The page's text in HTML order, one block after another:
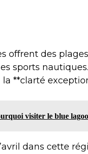
offrent des
sports
**clarté
visiter le blue
dans cette